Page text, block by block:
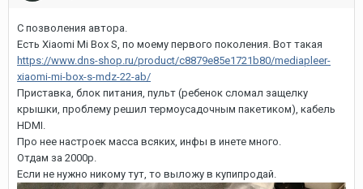
С позволения автора.
Есть Xiaomi Mi Box S, по моему первого поколения. Вот такая
https://www.dns-shop.ru/product/c8879e85e1721b80/mediapleer-
xiaomi-mi-box-s-mdz-22-ab/
Приставка, блок питания, пульт (ребенок сломал защелку
крышки, проблему решил термоусадочным пакетиком), кабель
HDMI.
Про нее настроек масса всяких, инфы в инете много.
Отдам за 2000р.
Если не нужно никому тут, то выложу в купипродай.